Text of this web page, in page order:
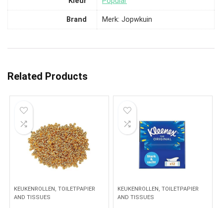
Brand Merk: Jopwkuin
Related Products
KEUKENROLLEN, TOILETPAPIER
AND TISSUES
KEUKENROLLEN, TOILETPAPIER
AND TISSUES